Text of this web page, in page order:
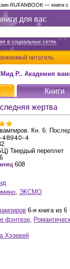
для вас
в социальных сетях
читатель
RUFANBOOK — книги
Мид Р.. Академия
Книги
жертва
Кн. 6:
Твердый переплет
608
, ЭКСМО
6-я книга из 6
фэнтези,
Хэзевей